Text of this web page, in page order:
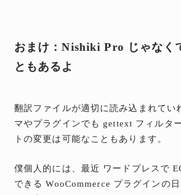
おまけ：Nishiki Pro じゃなく
ともあるよ
翻訳ファイルが適切に読み込まれてい
マやプラグインでも gettext フィルタ
トの変更は可能なこともあります。
僕個人的には、最近 ワードプレスで
できる WooCommerce プラグインの